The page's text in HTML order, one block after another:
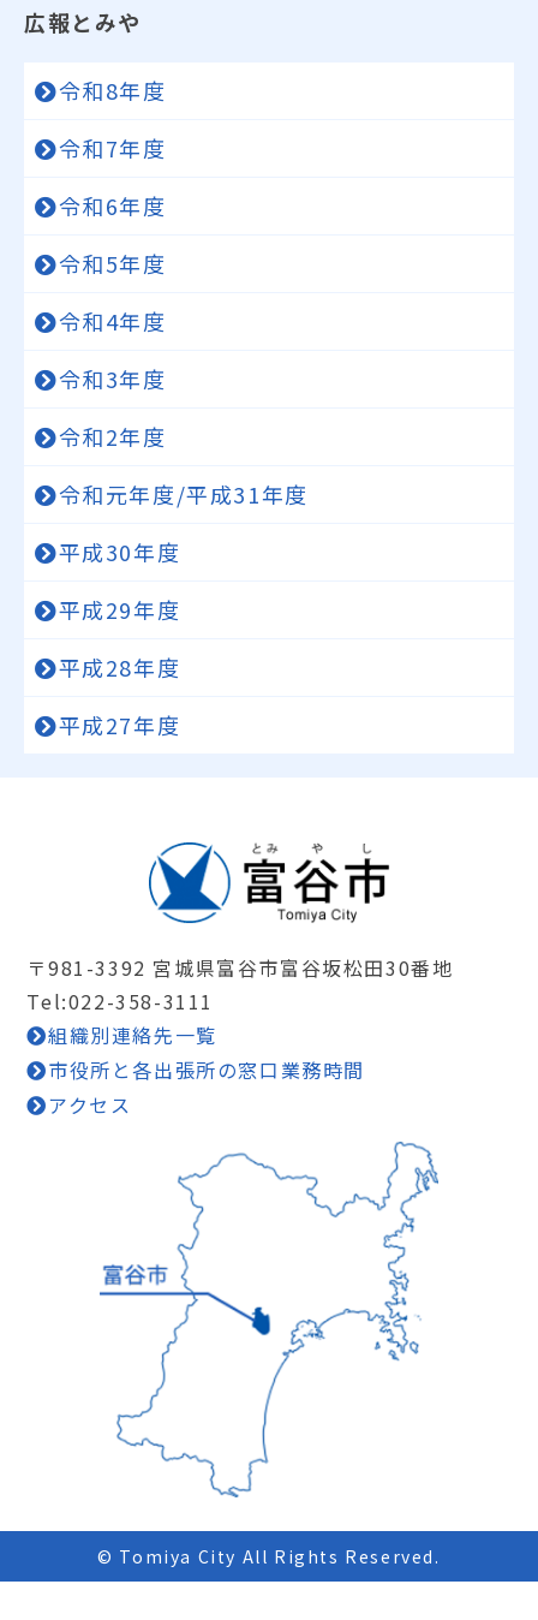
広報とみや
令和8年度
令和7年度
令和6年度
令和5年度
令和4年度
令和3年度
令和2年度
令和元年度/平成31年度
平成30年度
平成29年度
平成28年度
平成27年度
〒981-3392 宮城県富谷市富谷坂松田30番地
Tel:022-358-3111
組織別連絡先一覧
市役所と各出張所の窓口業務時間
アクセス
© Tomiya City All Rights Reserved.